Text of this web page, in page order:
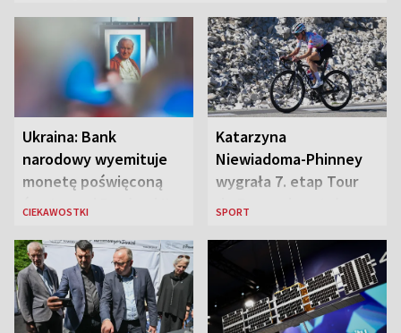
Ukraina: Bank
narodowy wyemituje
monetę poświęconą
św. Janowi Pawłowi II
CIEKAWOSTKI
Katarzyna
Niewiadoma-Phinney
wygrała 7. etap Tour
de France i została
SPORT